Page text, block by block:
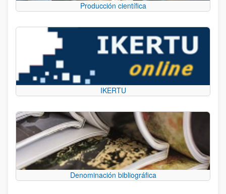
Producción científica
IKERTU
Denominación bibliográfica